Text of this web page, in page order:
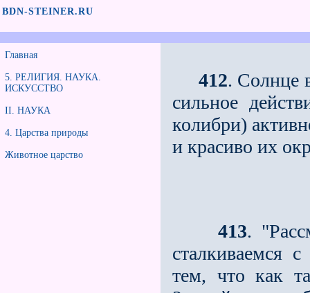
BDN-STEINER.RU
Главная
5. РЕЛИГИЯ. НАУКА.
ИСКУССТВО
II. НАУКА
4. Царства природы
Животное царство
412. Солнце
сильное
колибри)
и красиво их
413.
сталкиваемся
тем, что как